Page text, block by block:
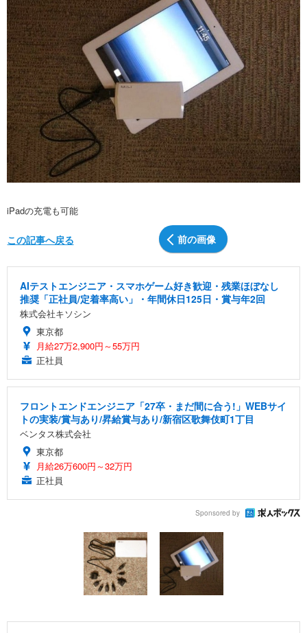
iPadの充電も可能
前の画像
この記事へ戻る
AIテストエンジニア・スマホゲーム好き歓迎・残業ほぼなし
推奨「正社員/定着率高い」・年間休日125日・賞与年2回
株式会社キソシン
東京都
月給27万2,900円～55万円
正社員
フロントエンドエンジニア「27卒・まだ間に合う!」WEBサイ
トの実装/賞与あり/昇給賞与あり/新宿区歌舞伎町1丁目
ベンタス株式会社
東京都
月給26万600円～32万円
正社員
Sponsored by